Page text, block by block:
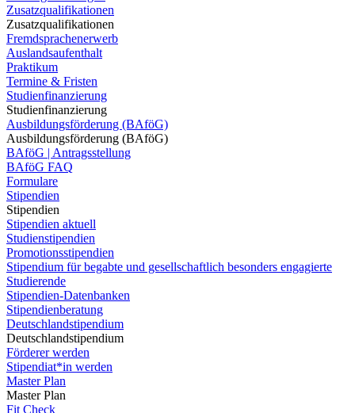
Zusatzqualifikationen
Zusatzqualifikationen
Fremdsprachenerwerb
Auslandsaufenthalt
Praktikum
Termine & Fristen
Studienfinanzierung
Studienfinanzierung
Ausbildungsförderung (BAföG)
Ausbildungsförderung (BAföG)
BAföG | Antragsstellung
BAföG FAQ
Formulare
Stipendien
Stipendien
Stipendien aktuell
Studienstipendien
Promotionsstipendien
Stipendium für begabte und gesellschaftlich besonders engagierte
Studierende
Stipendien-Datenbanken
Stipendienberatung
Deutschlandstipendium
Deutschlandstipendium
Förderer werden
Stipendiat*in werden
Master Plan
Master Plan
Fit Check